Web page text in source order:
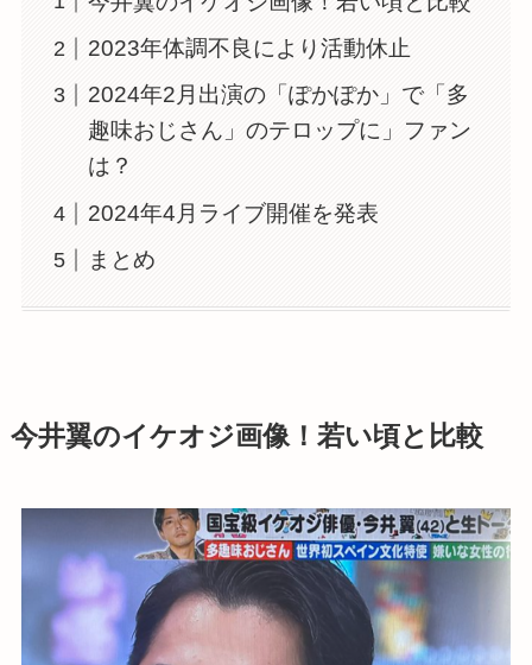
2023年体調不良により活動休止
2024年2月出演の「ぽかぽか」で「多
趣味おじさん」のテロップに」ファン
は？
2024年4月ライブ開催を発表
まとめ
今井翼のイケオジ画像！若い頃と比較